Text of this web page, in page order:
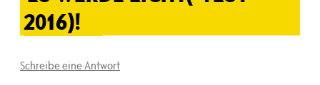
2016)!
Schreibe eine Antwort